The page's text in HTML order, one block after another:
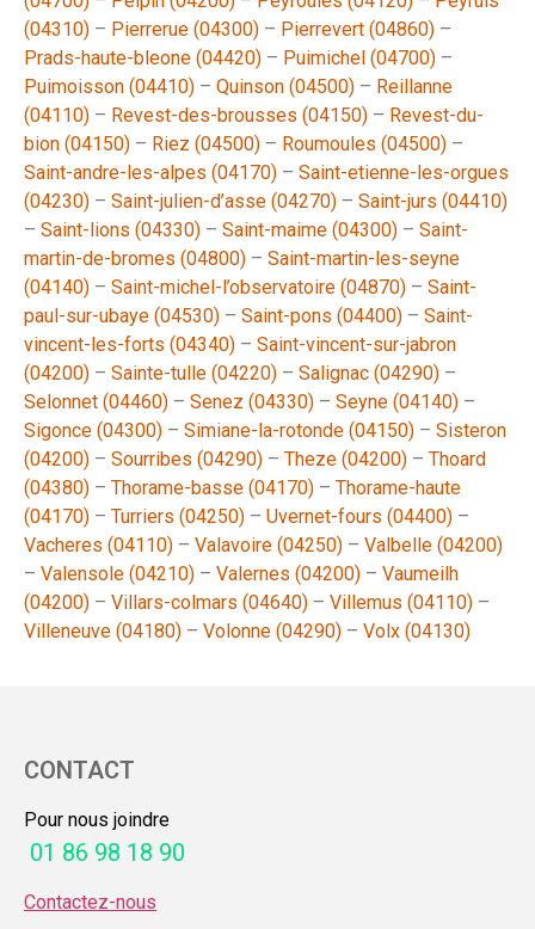
(04310) – Pierrerue (04300) – Pierrevert (04860) –
Prads-haute-bleone (04420) – Puimichel (04700) –
Puimoisson (04410) – Quinson (04500) – Reillanne
(04110) – Revest-des-brousses (04150) – Revest-du-
bion (04150) – Riez (04500) – Roumoules (04500) –
Saint-andre-les-alpes (04170) – Saint-etienne-les-orgues
(04230) – Saint-julien-d’asse (04270) – Saint-jurs (04410)
– Saint-lions (04330) – Saint-maime (04300) – Saint-
martin-de-bromes (04800) – Saint-martin-les-seyne
(04140) – Saint-michel-l’observatoire (04870) – Saint-
paul-sur-ubaye (04530) – Saint-pons (04400) – Saint-
vincent-les-forts (04340) – Saint-vincent-sur-jabron
(04200) – Sainte-tulle (04220) – Salignac (04290) –
Selonnet (04460) – Senez (04330) – Seyne (04140) –
Sigonce (04300) – Simiane-la-rotonde (04150) – Sisteron
(04200) – Sourribes (04290) – Theze (04200) – Thoard
(04380) – Thorame-basse (04170) – Thorame-haute
(04170) – Turriers (04250) – Uvernet-fours (04400) –
Vacheres (04110) – Valavoire (04250) – Valbelle (04200)
– Valensole (04210) – Valernes (04200) – Vaumeilh
(04200) – Villars-colmars (04640) – Villemus (04110) –
Villeneuve (04180) – Volonne (04290) – Volx (04130)
CONTACT
Pour nous joindre
01 86 98 18 90
Contactez-nous